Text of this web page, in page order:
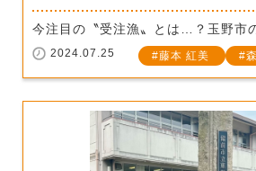
今注目の〝受注漁〟とは…？玉野市
2024.07.25 藤本 紅美